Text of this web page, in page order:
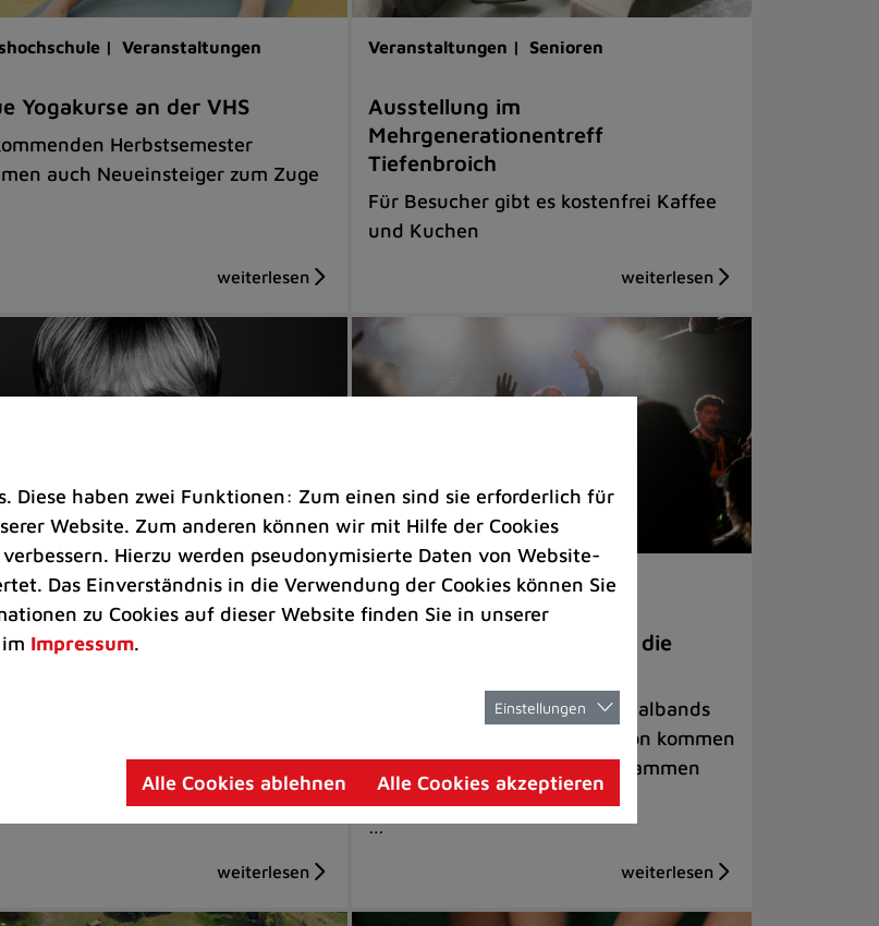
| Veranstaltungen
Yogakurse an der VHS
Herbstsemester
auch Neueinsteiger zum Zuge
Veranstaltungen | Senioren
Ausstellung im
Mehrgenerationentreff
Tiefenbroich
Für Besucher gibt es kostenfrei Kaffee
und Kuchen
Ansgar Brinkmann
Veranstaltungen
„Manege Madness“ bringt die
Internationale Rock- und Metalbands
und starke Acts aus der Region kommen
am 17. Oktober in Lintorf zusammen
…
Diese haben zwei Funktionen: Zum einen sind sie erforderlich für
Website. Zum anderen können wir mit Hilfe der Cookies
Hierzu werden pseudonymisierte Daten von Website-
Das Einverständnis in die Verwendung der Cookies können Sie
zu Cookies auf dieser Website finden Sie in unserer
Impressum.
Einstellungen
Alle Cookies ablehnen Alle Cookies akzeptieren